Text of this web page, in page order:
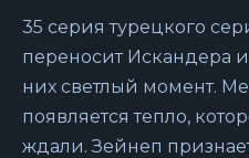
35 серия турецкого
переносит Искандера
них светлый момент.
появляется тепло,
ждали. Зейнеп